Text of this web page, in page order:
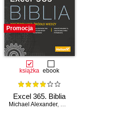
Promocja
książka ebook
Excel 365. Biblia
Michael Alexander, Dick Kusleika